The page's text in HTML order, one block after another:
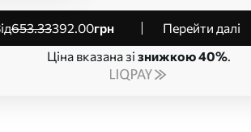
від653.33392.00грн
Перейти далі
Ціна вказана зі знижкою 40%.